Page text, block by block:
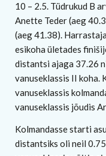
10 – 2.5. Tüdrukud B
Anette Teder (aeg
(aeg 41.38).
esikoha ületades
distantsi ajaga 37.26
vanuseklassis II koha.
vanuseklassis
vanuseklassis jõudis
Kolmandasse starti
distantsiks oli neil